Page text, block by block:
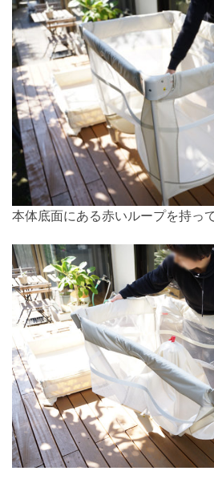
本体底面にある赤いループを持っ